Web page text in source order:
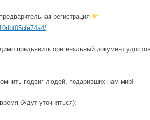
регистрация
предьявить оригинальный документ
подвиг людей, подаривших нам мир!
будут уточняться):